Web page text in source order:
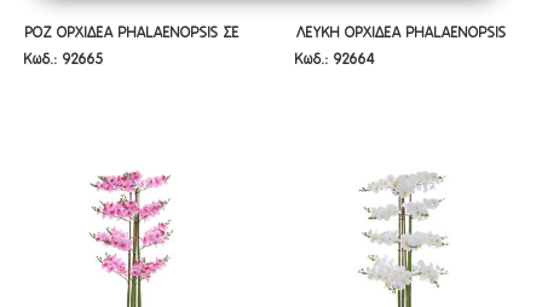
ΡΟΖ ΟΡΧΙΔΕΑ PHALAENOPSIS ΣΕ
ΕΚΡΟΥ ΚΕΡΑΜΙΚΟ ΚΑΣΠΩ 190ΕΚ
ΡΟΖ ΟΡΧΙΔΕΑ PHALAENOPSIS ΣΕ
ΕΚΡΟΥ ΚΕΡΑΜΙΚΟ ΚΑΣΠΩ 190ΕΚ
Κωδ.: 92665
ΛΕΥΚΗ ΟΡΧΙΔΕΑ PHALAENOPSIS
ΣΕ ΕΚΡΟΥ ΚΕΡΑΜΙΚΟ ΚΑΣΠΩ
ΛΕΥΚΗ ΟΡΧΙΔΕΑ PHALAENOPSIS
ΣΕ ΕΚΡΟΥ ΚΕΡΑΜΙΚΟ ΚΑΣΠΩ
Κωδ.: 92664